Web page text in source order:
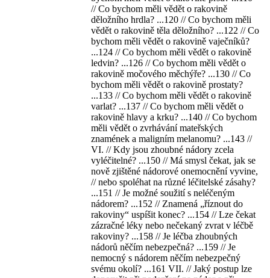
// Co bychom měli vědět o rakovině
děložního hrdla? ...120 // Co bychom měli
vědět o rakovině těla děložního? ...122 // Co
bychom měli vědět o rakovině vaječníků?
...124 // Co bychom měli vědět o rakovině
ledvin? ...126 // Co bychom měli vědět o
rakovině močového měchýře? ...130 // Co
bychom měli vědět o rakovině prostaty?
...133 // Co bychom měli vědět o rakovině
varlat? ...137 // Co bychom měli vědět o
rakovině hlavy a krku? ...140 // Co bychom
měli vědět o zvrhávání mateřských
znamének a maligním melanomu? ...143 //
VI. // Kdy jsou zhoubné nádory zcela
vyléčitelné? ...150 // Má smysl čekat, jak se
nově zjištěné nádorové onemocnění vyvine,
// nebo spoléhat na různé léčitelské zásahy?
...151 // Je možné soužití s neléčeným
nádorem? ...152 // Znamená „říznout do
rakoviny“ uspíšit konec? ...154 // Lze čekat
zázračné léky nebo nečekaný zvrat v léčbě
rakoviny? ...158 // Je léčba zhoubných
nádorů něčím nebezpečná? ...159 // Je
nemocný s nádorem něčím nebezpečný
svému okolí? ...161 VII. // Jaký postup lze